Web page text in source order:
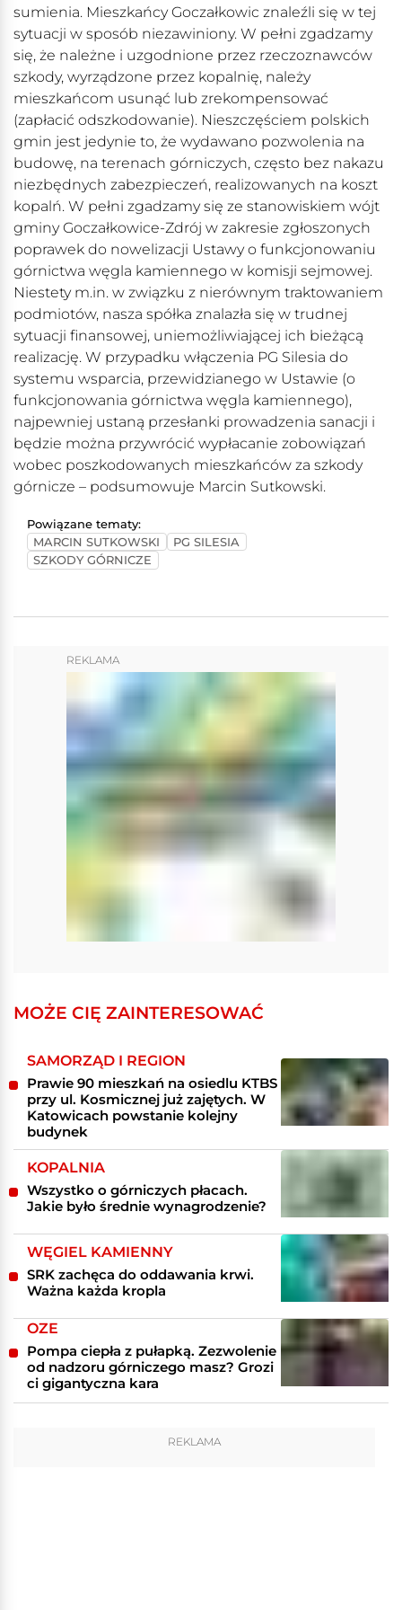
sumienia. Mieszkańcy Goczałkowic znaleźli się w tej
sytuacji w sposób niezawiniony. W pełni zgadzamy
się, że należne i uzgodnione przez rzeczoznawców
szkody, wyrządzone przez kopalnię, należy
mieszkańcom usunąć lub zrekompensować
(zapłacić odszkodowanie). Nieszczęściem polskich
gmin jest jedynie to, że wydawano pozwolenia na
budowę, na terenach górniczych, często bez nakazu
niezbędnych zabezpieczeń, realizowanych na koszt
kopalń. W pełni zgadzamy się ze stanowiskiem wójt
gminy Goczałkowice-Zdrój w zakresie zgłoszonych
poprawek do nowelizacji Ustawy o funkcjonowaniu
górnictwa węgla kamiennego w komisji sejmowej.
Niestety m.in. w związku z nierównym traktowaniem
podmiotów, nasza spółka znalazła się w trudnej
sytuacji finansowej, uniemożliwiającej ich bieżącą
realizację. W przypadku włączenia PG Silesia do
systemu wsparcia, przewidzianego w Ustawie (o
funkcjonowania górnictwa węgla kamiennego),
najpewniej ustaną przesłanki prowadzenia sanacji i
będzie można przywrócić wypłacanie zobowiązań
wobec poszkodowanych mieszkańców za szkody
górnicze – podsumowuje Marcin Sutkowski.
Powiązane tematy:
MARCIN SUTKOWSKI
PG SILESIA
SZKODY GÓRNICZE
REKLAMA
MOŻE CIĘ ZAINTERESOWAĆ
SAMORZĄD I REGION
Prawie 90 mieszkań na osiedlu KTBS
przy ul. Kosmicznej już zajętych. W
Katowicach powstanie kolejny
budynek
KOPALNIA
Wszystko o górniczych płacach.
Jakie było średnie wynagrodzenie?
WĘGIEL KAMIENNY
SRK zachęca do oddawania krwi.
Ważna każda kropla
OZE
Pompa ciepła z pułapką. Zezwolenie
od nadzoru górniczego masz? Grozi
ci gigantyczna kara
REKLAMA